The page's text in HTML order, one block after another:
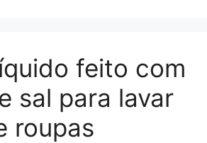
feito com
sal para lavar
roupas